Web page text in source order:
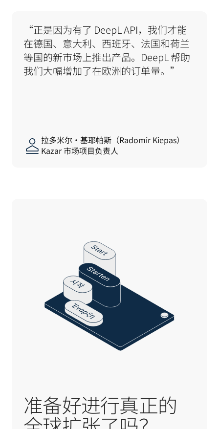
“正是因为有了 DeepL API，我们才能
在德国、意大利、西班牙、法国和荷兰
等国的新市场上推出产品。DeepL 帮助
我们大幅增加了在欧洲的订单量。”
拉多米尔·基耶帕斯（Radomir Kiepas）
Kazar 市场项目负责人
准备好进行真正的